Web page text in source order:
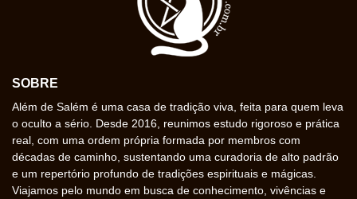
SOBRE
Além de Salém é uma casa de tradição viva, feita para quem leva
o oculto a sério. Desde 2016, reunimos estudo rigoroso e prática
real, com uma ordem própria formada por membros com
décadas de caminho, sustentando uma curadoria de alto padrão
e um repertório profundo de tradições espirituais e mágicas.
Viajamos pelo mundo em busca de conhecimento, vivências e